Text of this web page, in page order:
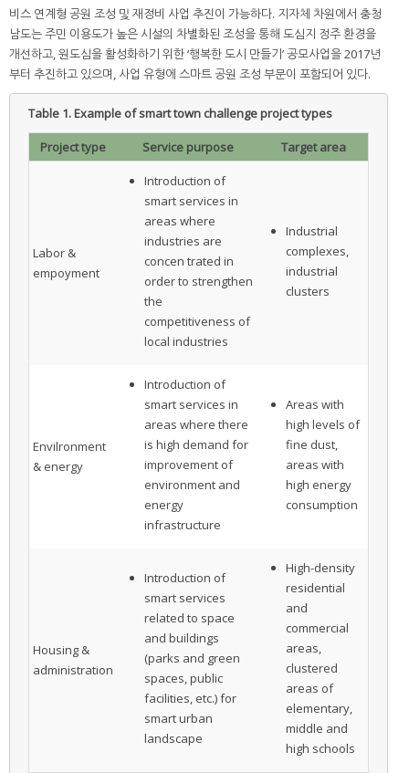
비스 연계형 공원 조성 및 재정비 사업 추진이 가능하다. 지자체 차원에서 충청
남도는 주민 이용도가 높은 시설의 차별화된 조성을 통해 도심지 정주 환경을
개선하고, 원도심을 활성화하기 위한 ‘행복한 도시 만들기’ 공모사업을 2017년
부터 추진하고 있으며, 사업 유형에 스마트 공원 조성 부문이 포함되어 있다.
Table 1.Example of smart town challenge project types
Project type Service purpose Target area
Labor &
empoyment
Introduction of
smart services in
areas where
industries are
concen trated in
order to strengthen
the
competitiveness of
local industries
Industrial
complexes,
industrial
clusters
Envilronment
& energy
Introduction of
smart services in
areas where there
is high demand for
improvement of
environment and
energy
infrastructure
Areas with
high levels of
fine dust,
areas with
high energy
consumption
Housing &
administration
Introduction of
smart services
related to space
and buildings
(parks and green
spaces, public
facilities, etc.) for
smart urban
landscape
High-density
residential
and
commercial
areas,
clustered
areas of
elementary,
middle and
high schools